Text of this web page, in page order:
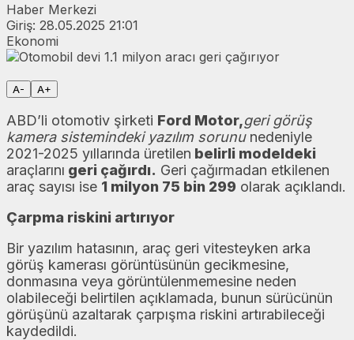
Haber Merkezi
Giriş: 28.05.2025 21:01
Ekonomi
A- A+
ABD’li otomotiv şirketi Ford Motor,geri görüş
kamera sistemindeki yazılım sorununedeniyle
2021-2025 yıllarında üretilen belirli modeldeki
araçlarını geri çağırdı. Geri çağırmadan etkilenen
araç sayısı ise 1 milyon 75 bin 299 olarak açıklandı.
Çarpma riskini artırıyor
Bir yazılım hatasının, araç geri vitesteyken arka
görüş kamerası görüntüsünün gecikmesine,
donmasına veya görüntülenmemesine neden
olabileceği belirtilen açıklamada, bunun sürücünün
görüşünü azaltarak çarpışma riskini artırabileceği
kaydedildi.